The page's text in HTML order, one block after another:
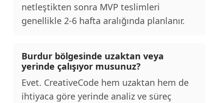
netleştikten sonra MVP teslimleri
genellikle 2-6 hafta aralığında planlanır.
Burdur bölgesinde uzaktan veya
yerinde çalışıyor musunuz?
Evet. CreativeCode hem uzaktan hem de
ihtiyaca göre yerinde analiz ve süreç